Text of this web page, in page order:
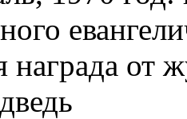
награда от